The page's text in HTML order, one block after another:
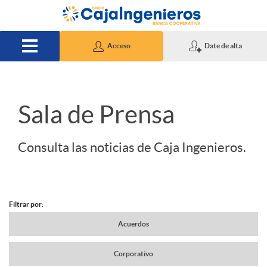
Saltar al contenido principal
Acceso Date de alta
S
Sala de Prensa
Consulta las noticias de Caja Ingenieros.
N
Filtrar por:
Acuerdos
Corporativo